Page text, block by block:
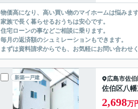
物価高になり、高い買い物のマイホームは悩みます
家族で長く暮らせるおうちは安心です。
住宅ローンの事などご相談に乗ります。
毎月の返済額のシュミレーションもできます。
まずは資料請求からでも、お気軽にお問い合わせく
新築一戸建 広島市佐
佐伯区八
2,698万